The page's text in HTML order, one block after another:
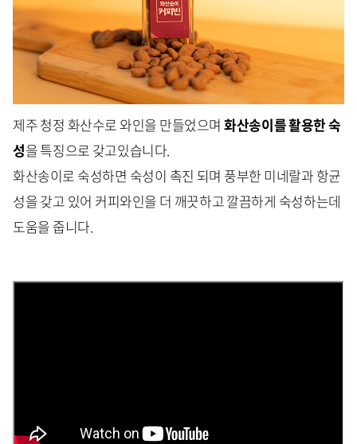
제주 청정 화산수로 와인을 만들었으며화산송이를 활용한 숙
성을 특징으로 갖고있습니다.
화산송이로 숙성하면 숙성이 촉진 되며 풍부한 미네랄과 항균
성을 갖고 있어 커피와인을 더 깨끗하고 깔끔하게 숙성하는데
도움을 줍니다.